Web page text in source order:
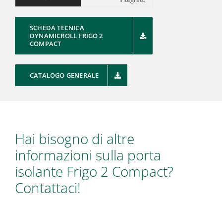
SCHEDA TECNICA
DYNAMICROLL FRIGO 2
COMPACT
CATALOGO GENERALE
Hai bisogno di altre
informazioni sulla porta
isolante Frigo 2 Compact?
Contattaci!